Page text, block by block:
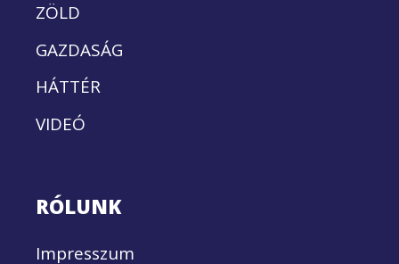
ZÖLD
GAZDASÁG
HÁTTÉR
VIDEÓ
RÓLUNK
Impresszum